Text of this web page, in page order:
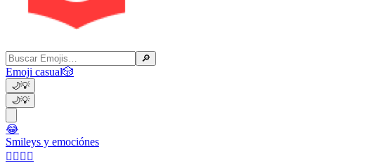
🔎
Emoji casual🎲
🌙💡
🌙💡
😂
Smileys y emociónes
👩‍❤️‍💋‍👨